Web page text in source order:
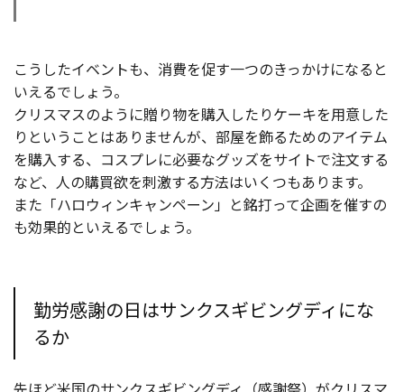
こうしたイベントも、消費を促す一つのきっかけになると
いえるでしょう。
クリスマスのように贈り物を購入したりケーキを用意した
りということはありませんが、部屋を飾るためのアイテム
を購入する、コスプレに必要なグッズをサイトで注文する
など、人の購買欲を刺激する方法はいくつもあります。
また「ハロウィンキャンペーン」と銘打って企画を催すの
も効果的といえるでしょう。
勤労感謝の日はサンクスギビングディにな
るか